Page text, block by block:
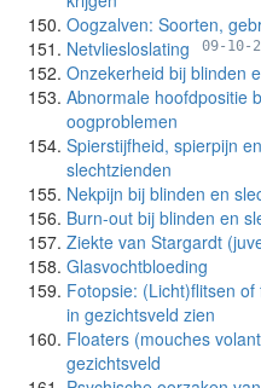
Oogzalven: Soorten,
Netvliesloslating 09-10-
Onzekerheid bij blinden
Abnormale hoofdpositie
oogproblemen
Spierstijfheid, spierpijn
slechtzienden
Nekpijn bij blinden en
Burn-out bij blinden en
Ziekte van Stargardt
Glasvochtbloeding
Fotopsie: (Licht)flitsen of
in gezichtsveld zien
Floaters (mouches
gezichtsveld